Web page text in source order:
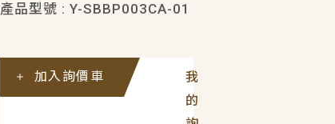
產品型號 : Y-SBBP003CA-01
我
的
加入詢價車